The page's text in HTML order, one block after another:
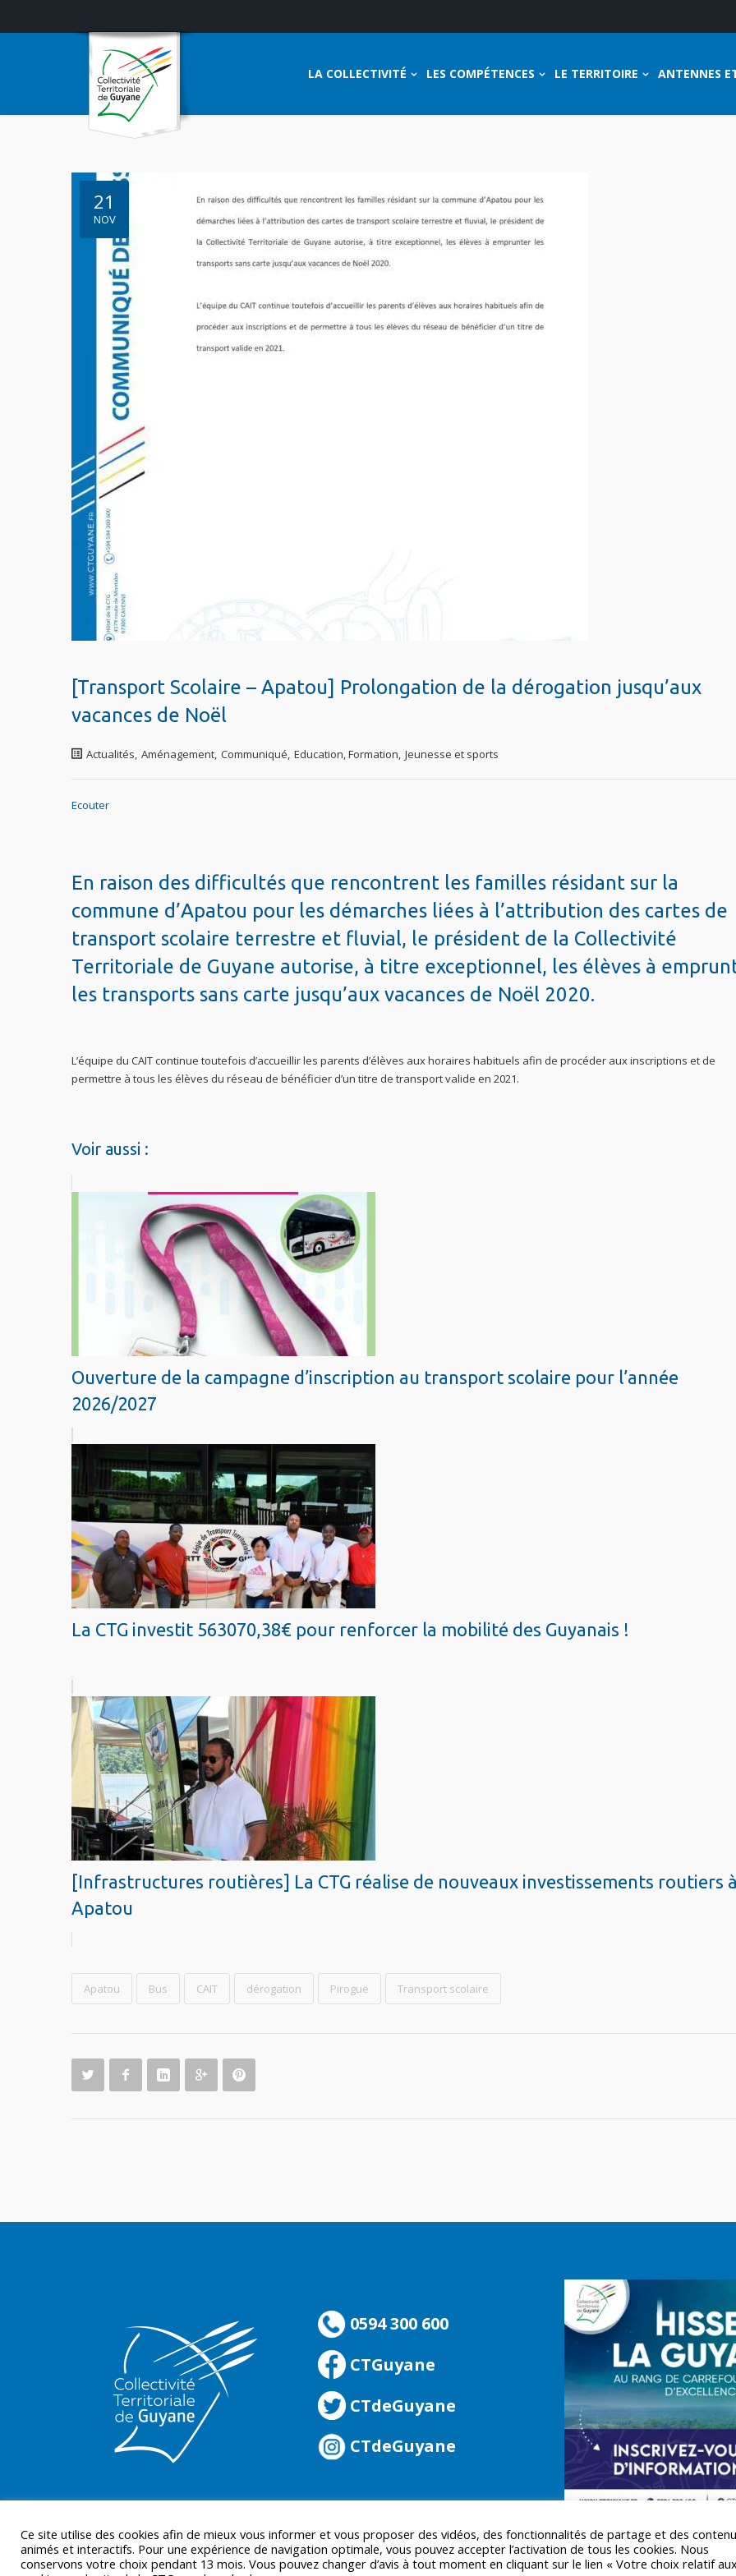
LA COLLECTIVITÉ LES COMPÉTENCES LE TERRITOIRE ANTENNES
21
NOV
[Transport Scolaire – Apatou] Prolongation de la dérogation jusqu’aux
vacances de Noël
Actualités, Aménagement, Communiqué, Education, Formation, Jeunesse et sports
Ecouter
En raison des difficultés que rencontrent les familles résidant sur la
commune d’Apatou pour les démarches liées à l’attribution des cartes de
transport scolaire terrestre et fluvial, le président de la Collectivité
Territoriale de Guyane autorise, à titre exceptionnel, les élèves à
les transports sans carte jusqu’aux vacances de Noël 2020.
L’équipe du CAIT continue toutefois d’accueillir les parents d’élèves aux horaires habituels afin de procéder aux inscriptions et de
permettre à tous les élèves du réseau de bénéficier d’un titre de transport valide en 2021.
Voir aussi :
Ouverture de la campagne d’inscription au transport scolaire pour l’année
2026/2027
La CTG investit 563070,38€ pour renforcer la mobilité des Guyanais !
[Infrastructures routières] La CTG réalise de nouveaux investissements routiers
Apatou
Apatou Bus CAIT dérogation Pirogue Transport scolaire
0594 300 600
CTGuyane
CTdeGuyane
CTdeGuyane
Ce site utilise des cookies afin de mieux vous informer et vous proposer des vidéos, des fonctionnalités de partage et des
animés et interactifs. Pour une expérience de navigation optimale, vous pouvez accepter l’activation de tous les cookies. Nous
conservons votre choix pendant 13 mois. Vous pouvez changer d’avis à tout moment en cliquant sur le lien « Votre choix relatif